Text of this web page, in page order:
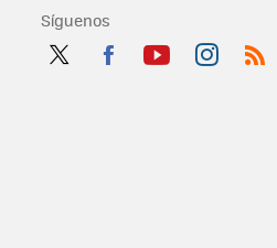
Síguenos